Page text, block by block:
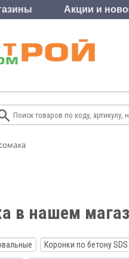
Акции и
в нашем
Коронки по бетону SDS